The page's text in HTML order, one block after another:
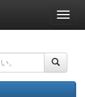
ナ
ビ
ー
ョ
ン